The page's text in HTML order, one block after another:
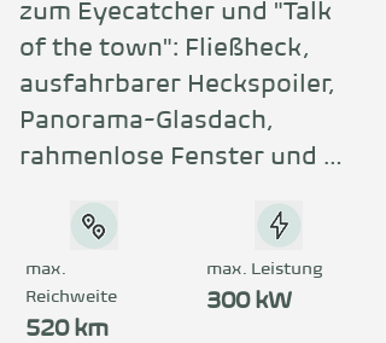
zum Eyecatcher und "Talk
of the town": Fließheck,
ausfahrbarer Heckspoiler,
Panorama-Glasdach,
rahmenlose Fenster und
betonen die
stromlinienförmige
Erscheinung.
max.
Reichweite
520 km
max. Leistung
300 kW